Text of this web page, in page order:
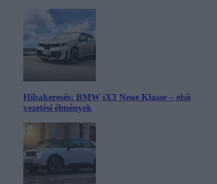
Hibakeresés: BMW iX3 Neue Klasse – első
vezetési élmények